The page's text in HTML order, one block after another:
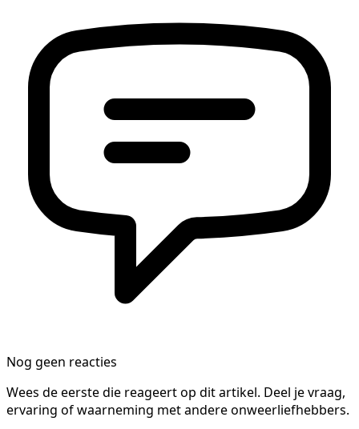
Nog geen reacties
Wees de eerste die reageert op dit artikel. Deel je vraag,
ervaring of waarneming met andere onweerliefhebbers.